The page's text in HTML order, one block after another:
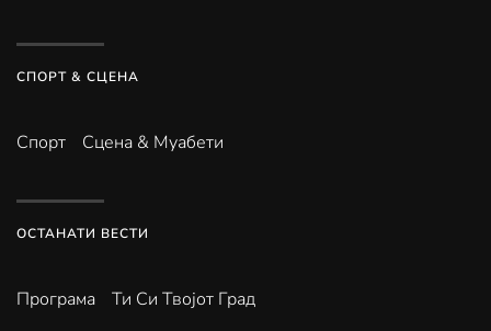
СПОРТ & СЦЕНА
Спорт Сцена & Муабети
ОСТАНАТИ ВЕСТИ
Програма Ти Си Твојот Град